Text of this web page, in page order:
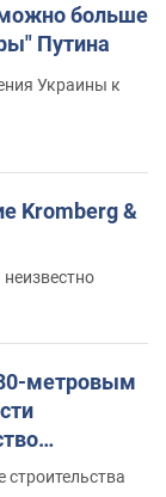
можно больше
Путина
Украины к
Kromberg &
метровым